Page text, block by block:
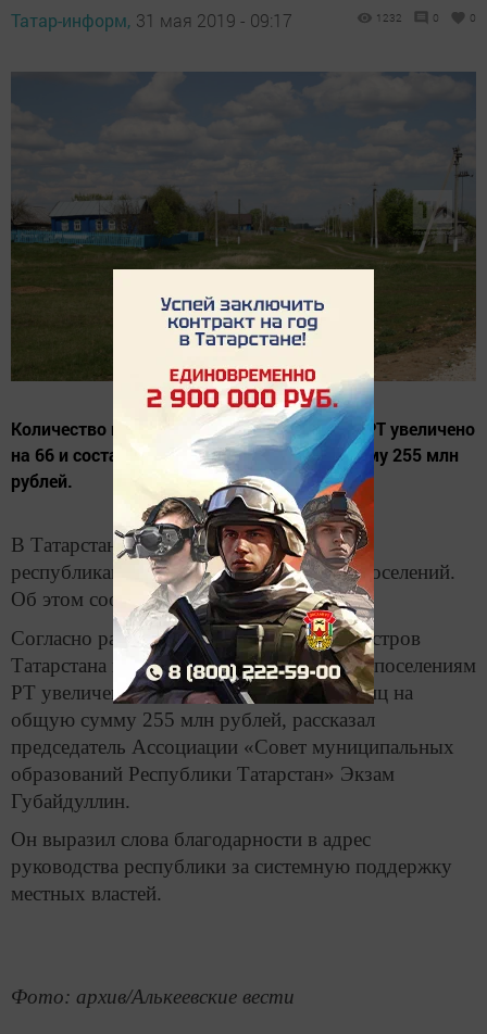
Татар-информ, 31 мая 2019 - 09:17 1232 0 0
Количество грантов сельским поселениям РТ увеличено
на 66 и составит 170 единиц на общую сумму 255 млн
рублей.
В Татарстане увеличили количество
республиканских грантов для сельских поселений.
Об этом сообщает ИА «Татар-информ».
Согласно распоряжению Кабинета Министров
Татарстана количество грантов сельским поселениям
РТ увеличено на 66 и составит 170 единиц на
общую сумму 255 млн рублей, рассказал
председатель Ассоциации «Cовет муниципальных
образований Республики Татарстан» Экзам
Губайдуллин.
Он выразил слова благодарности в адрес
руководства республики за системную поддержку
местных властей.
Фото: архив/Алькеевские вести